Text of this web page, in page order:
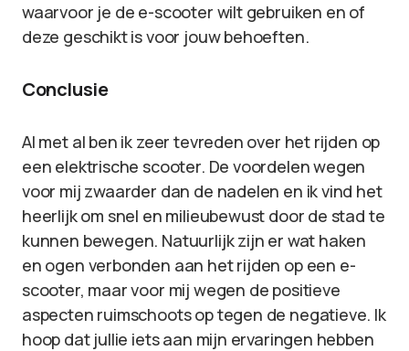
waarvoor je de e-scooter wilt gebruiken en of
deze geschikt is voor jouw behoeften.
Conclusie
Al met al ben ik zeer tevreden over het rijden op
een elektrische scooter. De voordelen wegen
voor mij zwaarder dan de nadelen en ik vind het
heerlijk om snel en milieubewust door de stad te
kunnen bewegen. Natuurlijk zijn er wat haken
en ogen verbonden aan het rijden op een e-
scooter, maar voor mij wegen de positieve
aspecten ruimschoots op tegen de negatieve. Ik
hoop dat jullie iets aan mijn ervaringen hebben